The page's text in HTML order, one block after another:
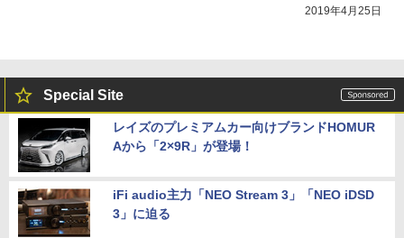
2019年4月25日
Special Site
レイズのプレミアムカー向けブランドHOMUR
Aから「2×9R」が登場！
iFi audio主力「NEO Stream 3」「NEO iDSD
3」に迫る